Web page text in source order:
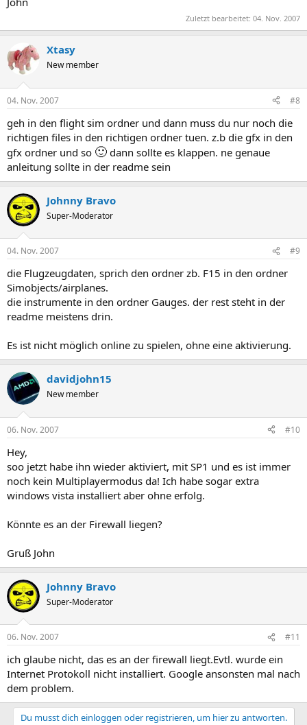
Zuletzt bearbeitet: 04. Nov. 2007
Xtasy
New member
04. Nov. 2007 #8
geh in den flight sim ordner und dann muss du nur noch die
richtigen files in den richtigen ordner tuen. z.b die gfx in den
gfx ordner und so 🙂 dann sollte es klappen. ne genaue
anleitung sollte in der readme sein
Johnny Bravo
Super-Moderator
04. Nov. 2007 #9
die Flugzeugdaten, sprich den ordner zb. F15 in den ordner
Simobjects/airplanes.
die instrumente in den ordner Gauges. der rest steht in der
readme meistens drin.
Es ist nicht möglich online zu spielen, ohne eine aktivierung.
davidjohn15
New member
06. Nov. 2007 #10
Hey,
soo jetzt habe ihn wieder aktiviert, mit SP1 und es ist immer
noch kein Multiplayermodus da! Ich habe sogar extra
windows vista installiert aber ohne erfolg.
Könnte es an der Firewall liegen?
Gruß John
Johnny Bravo
Super-Moderator
06. Nov. 2007 #11
ich glaube nicht, das es an der firewall liegt.Evtl. wurde ein
Internet Protokoll nicht installiert. Google ansonsten mal nach
dem problem.
Du musst dich einloggen oder registrieren, um hier zu antworten.